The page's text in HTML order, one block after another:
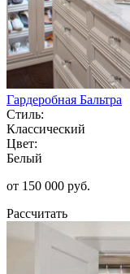
Гардеробная Бальтра
Стиль:
Классический
Цвет:
Белый
от 150 000 руб.
Рассчитать